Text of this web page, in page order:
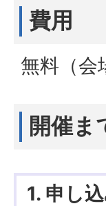
費用
無料（会
開催ま
1. 申し